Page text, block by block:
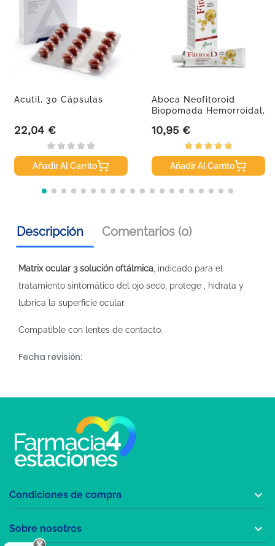
Acutil, 30 Cápsulas
Precio
22,04 €
Añadir Al Carrito
Aboca Neofitoroid
Biopomada Hemorroidal,
Precio
10,95 €
Añadir Al Carrito
Descripción Comentarios (0)
Matrix ocular 3 solución oftálmica , indicado para el
tratamiento sintomático del ojo seco, protege , hidrata y
lubrica la superficie ocular.
Compatible con lentes de contacto.
Fecha revisión:
Condiciones de compra 
Sobre nosotros 